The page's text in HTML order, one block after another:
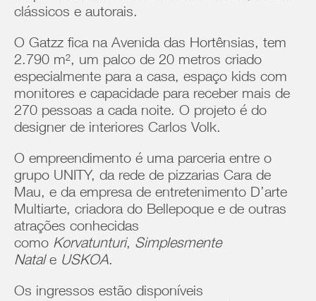
clássicos e autorais.
O Gatzz fica na Avenida das Hortênsias, tem
2.790 m², um palco de 20 metros criado
especialmente para a casa, espaço kids com
monitores e capacidade para receber mais de
270 pessoas a cada noite. O projeto é do
designer de interiores Carlos Volk.
O empreendimento é uma parceria entre o
grupo UNITY, da rede de pizzarias Cara de
Mau, e da empresa de entretenimento D’arte
Multiarte, criadora do Bellepoque e de outras
atrações conhecidas
como Korvatunturi, Simplesmente
Natale USKOA.
Os ingressos estão disponíveis